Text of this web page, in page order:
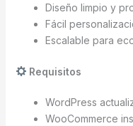
Diseño limpio y
Fácil
Escalable para
Requisitos
WordPress
WooCommerce